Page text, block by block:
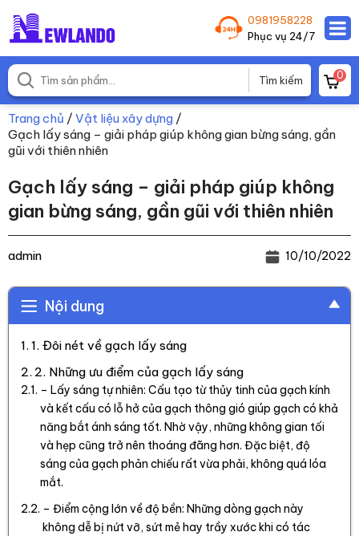
0981958228
Phục vụ 24/7
0
Trang chủ / Vật liệu xây dựng /
Gạch lấy sáng – giải pháp giúp không gian bừng sáng, gần
gũi với thiên nhiên
Gạch lấy sáng – giải pháp giúp không
gian bừng sáng, gần gũi với thiên nhiên
admin 10/10/2022
Nội dung
1. Đôi nét về gạch lấy sáng
2. Những ưu điểm của gạch lấy sáng
– Lấy sáng tự nhiên: Cấu tạo từ thủy tinh của gạch kính
và kết cấu có lỗ hở của gạch thông gió giúp gạch có khả
năng bắt ánh sáng tốt. Nhờ vậy, những không gian tối
và hẹp cũng trở nên thoáng đãng hơn. Đặc biệt, độ
sáng của gạch phản chiếu rất vừa phải, không quá lóa
mắt.
– Điểm cộng lớn về độ bền: Những dòng gạch này
không dễ bị nứt vỡ, sứt mẻ hay trầy xước khi có tác